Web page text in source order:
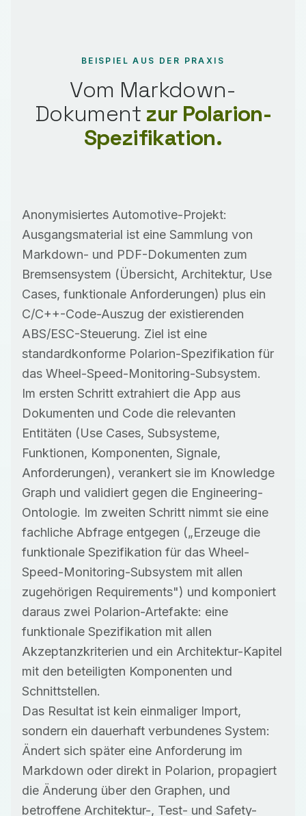
BEISPIEL AUS DER PRAXIS
Vom Markdown-
Dokument zur Polarion-
Spezifikation.
Anonymisiertes Automotive-Projekt:
Ausgangsmaterial ist eine Sammlung von
Markdown- und PDF-Dokumenten zum
Bremsensystem (Übersicht, Architektur, Use
Cases, funktionale Anforderungen) plus ein
C/C++-Code-Auszug der existierenden
ABS/ESC-Steuerung. Ziel ist eine
standardkonforme Polarion-Spezifikation für
das Wheel-Speed-Monitoring-Subsystem.
Im ersten Schritt extrahiert die App aus
Dokumenten und Code die relevanten
Entitäten (Use Cases, Subsysteme,
Funktionen, Komponenten, Signale,
Anforderungen), verankert sie im Knowledge
Graph und validiert gegen die Engineering-
Ontologie. Im zweiten Schritt nimmt sie eine
fachliche Abfrage entgegen („Erzeuge die
funktionale Spezifikation für das Wheel-
Speed-Monitoring-Subsystem mit allen
zugehörigen Requirements") und komponiert
daraus zwei Polarion-Artefakte: eine
funktionale Spezifikation mit allen
Akzeptanzkriterien und ein Architektur-Kapitel
mit den beteiligten Komponenten und
Schnittstellen.
Das Resultat ist kein einmaliger Import,
sondern ein dauerhaft verbundenes System:
Ändert sich später eine Anforderung im
Markdown oder direkt in Polarion, propagiert
die Änderung über den Graphen, und
betroffene Architektur-, Test- und Safety-